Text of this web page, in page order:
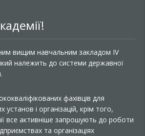
вищим навчальним закладом IV
належить до системи державної
фахівців для
і організацій, крім того,
все активніше запрошують до роботи
та організаціях